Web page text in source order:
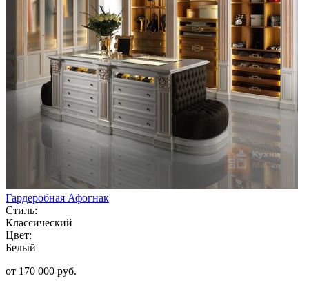
Гардеробная Афогнак
Стиль:
Классический
Цвет:
Белый
от 170 000 руб.